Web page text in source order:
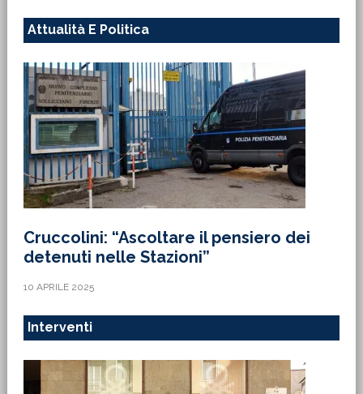
Attualità E Politica
Cruccolini: “Ascoltare il pensiero dei
detenuti nelle Stazioni”
10 APRILE 2025
Interventi